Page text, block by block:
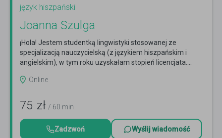
język hiszpański
Joanna Szulga
¡Hola! Jestem studentką lingwistyki stosowanej ze
specjalizacją nauczycielską (z językiem hiszpańskim i
angielskim), w tym roku uzyskałam stopień licencjata....
Online
75 zł / 60 min
Zadzwoń Wyślij wiadomość